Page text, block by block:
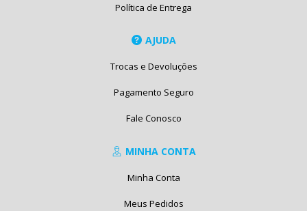
Política de Entrega
AJUDA
Trocas e Devoluções
Pagamento Seguro
Fale Conosco
MINHA CONTA
Minha Conta
Meus Pedidos